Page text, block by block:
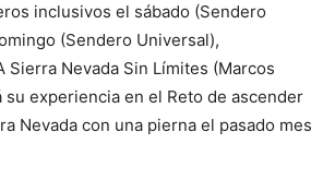
inclusivos el sábado (Sendero
(Sendero Universal),
Sierra Nevada Sin Límites (Marcos
su experiencia en el Reto de ascender
Nevada con una pierna el pasado mes